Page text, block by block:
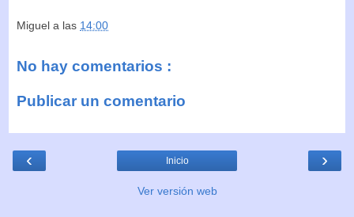
Miguel a las 14:00
No hay comentarios :
Publicar un comentario
‹ ›
Inicio
Ver versión web